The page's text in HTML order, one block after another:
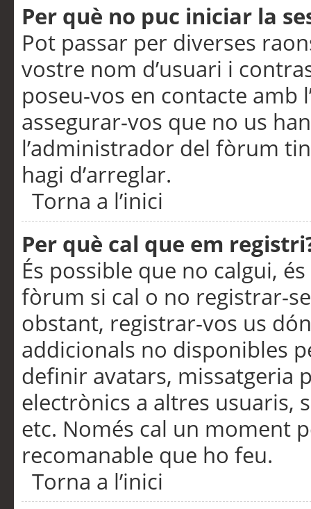
Per què no puc iniciar la
Pot passar per diverses
vostre nom d’usuari i
poseu-vos en contacte
assegurar-vos que no us
l’administrador del fòrum
hagi d’arreglar.
Torna a l’inici
Per què cal que em
És possible que no calgui,
fòrum si cal o no registrar-
obstant, registrar-vos us
addicionals no disponibles
definir avatars, missatgeria
electrònics a altres usuaris,
etc. Només cal un moment
recomanable que ho feu.
Torna a l’inici